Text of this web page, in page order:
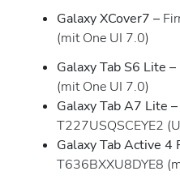
Galaxy XCover7 –
(mit One UI 7.0)
Galaxy Tab S6 Lite –
(mit One UI 7.0)
Galaxy Tab A7 Lite –
T227USQSCEYE2
Galaxy Tab Active 4
T636BXXU8DYE8